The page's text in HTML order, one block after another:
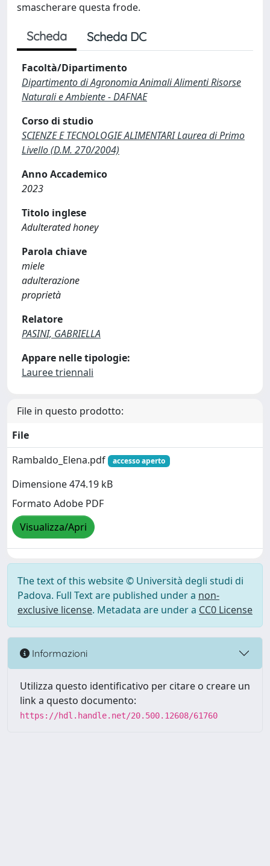
smascherare questa frode.
Scheda Scheda DC
Facoltà/Dipartimento
Dipartimento di Agronomia Animali Alimenti Risorse
Naturali e Ambiente - DAFNAE
Corso di studio
SCIENZE E TECNOLOGIE ALIMENTARI Laurea di Primo
Livello (D.M. 270/2004)
Anno Accademico
2023
Titolo inglese
Adulterated honey
Parola chiave
miele
adulterazione
proprietà
Relatore
PASINI, GABRIELLA
Appare nelle tipologie:
Lauree triennali
File in questo prodotto:
File
Rambaldo_Elena.pdf
accesso aperto
Dimensione 474.19 kB
Formato Adobe PDF
Visualizza/Apri
The text of this website © Università degli studi di
Padova. Full Text are published under a non-
exclusive license. Metadata are under a CC0 License
Informazioni
Utilizza questo identificativo per citare o creare un
link a questo documento:
https://hdl.handle.net/20.500.12608/61760